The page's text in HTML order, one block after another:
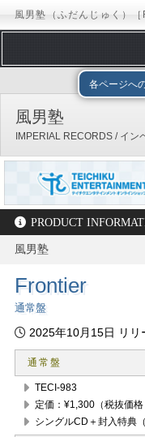
TOP PAGE
DISCOGRAPHY
FORM MAIL
Facebook
各ページへ
風男塾
IMPERIAL RECORDS / イン
PRODUCT
風男塾
Frontier
通常盤
2025年10月15日 リリ
通常盤
TECI-983
定価：¥1,300（税抜価格
シングルCD＋封入特典